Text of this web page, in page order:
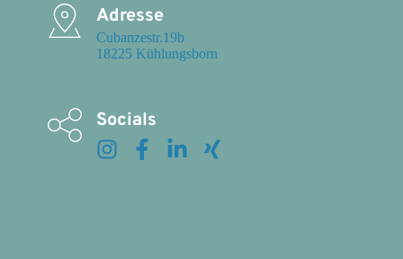
Adresse
Cubanzestr.19b
18225 Kühlungsborn
Socials